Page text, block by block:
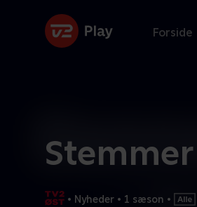
Forside
• Nyheder • 1 sæson •